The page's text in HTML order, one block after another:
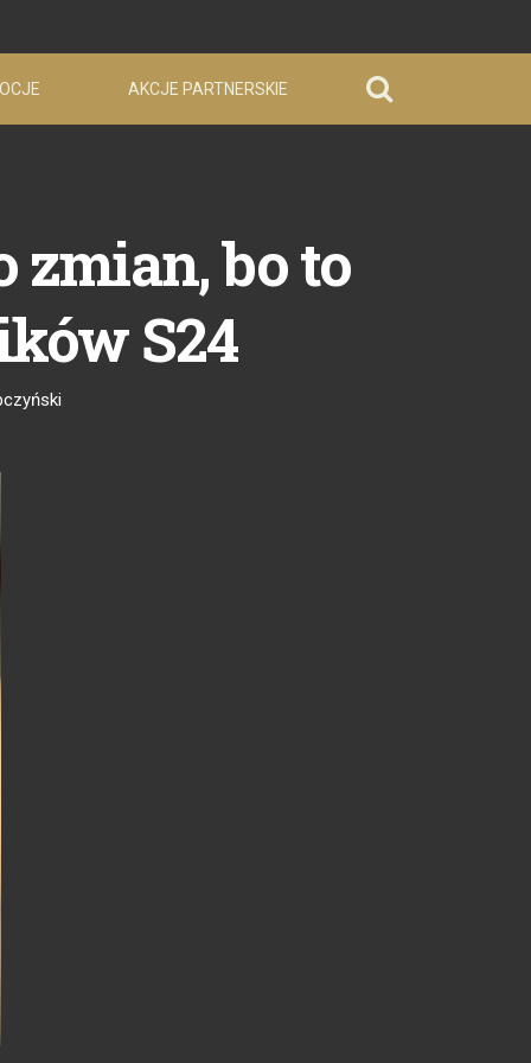
AKCJE PARTNERSKIE
zmian, bo to
S24